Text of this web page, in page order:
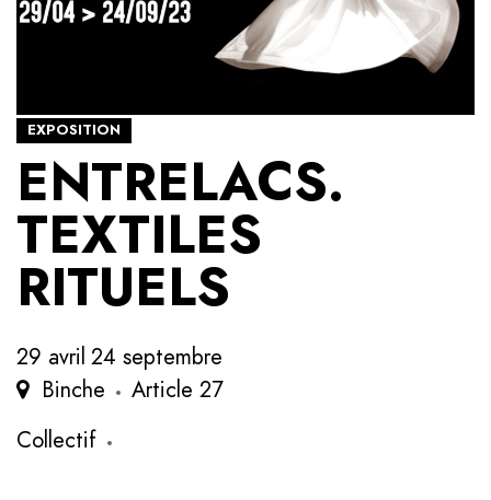
EXPOSITION
ENTRELACS.
TEXTILES
RITUELS
29 avril 24 septembre
Binche
Article 27
Collectif